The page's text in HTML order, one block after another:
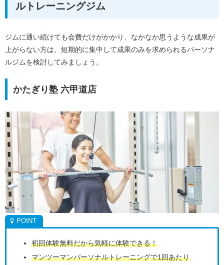
ルトレーニングジム
ジムに通い続けても会費だけがかかり、なかなか思うような成果が
上がらない方は、短期的に集中して成果のみを求められるパーソナ
ルジムを検討してみましょう。
かたぎり塾 六甲道店
初回体験無料だから気軽に体験できる！
マンツーマンパーソナルトレーニングで1回あたり